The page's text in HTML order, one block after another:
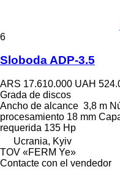
6
Sloboda ADP-3.5
ARS 17.610.000 UAH
Grada de discos
Ancho de alcance 3,8 m
procesamiento 18 mm
requerida 135 Hp
Ucrania, Kyiv
TOV «FERM Ye»
Contacte con el vendedor